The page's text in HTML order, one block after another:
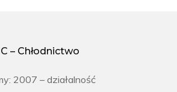
– Chłodnictwo
2007 – działalność